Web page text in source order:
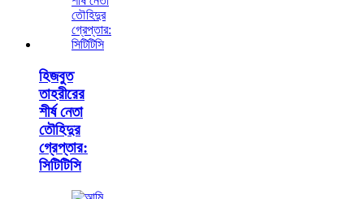
হিজবুত
তাহরীরের
শীর্ষ নেতা
তৌহিদুর
গ্রেপ্তার:
সিটিটিসি